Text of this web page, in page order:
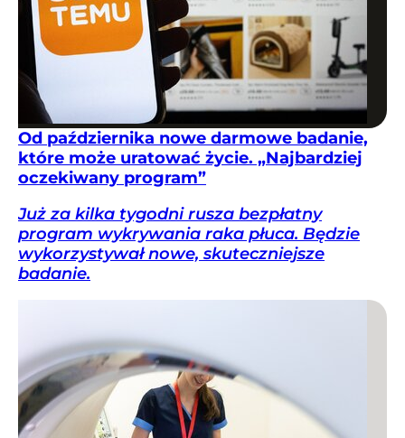
Od października nowe darmowe badanie,
które może uratować życie. „Najbardziej
oczekiwany program”
Już za kilka tygodni rusza bezpłatny
program wykrywania raka płuca. Będzie
wykorzystywał nowe, skuteczniejsze
badanie.